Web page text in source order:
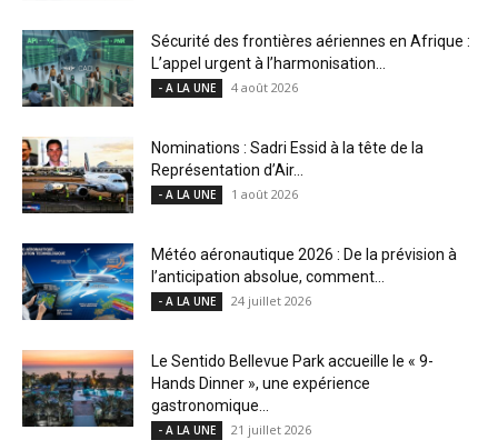
Sécurité des frontières aériennes en Afrique :
L’appel urgent à l’harmonisation...
- A LA UNE 4 août 2026
Nominations : Sadri Essid à la tête de la
Représentation d’Air...
- A LA UNE 1 août 2026
Météo aéronautique 2026 : De la prévision à
l’anticipation absolue, comment...
- A LA UNE 24 juillet 2026
Le Sentido Bellevue Park accueille le « 9-
Hands Dinner », une expérience
gastronomique...
- A LA UNE 21 juillet 2026